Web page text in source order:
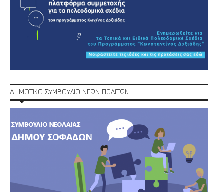
ΔΗΜΟΤΙΚΟ ΣΥΜΒΟΥΛΙΟ ΝΕΩΝ ΠΟΛΙΤΩΝ